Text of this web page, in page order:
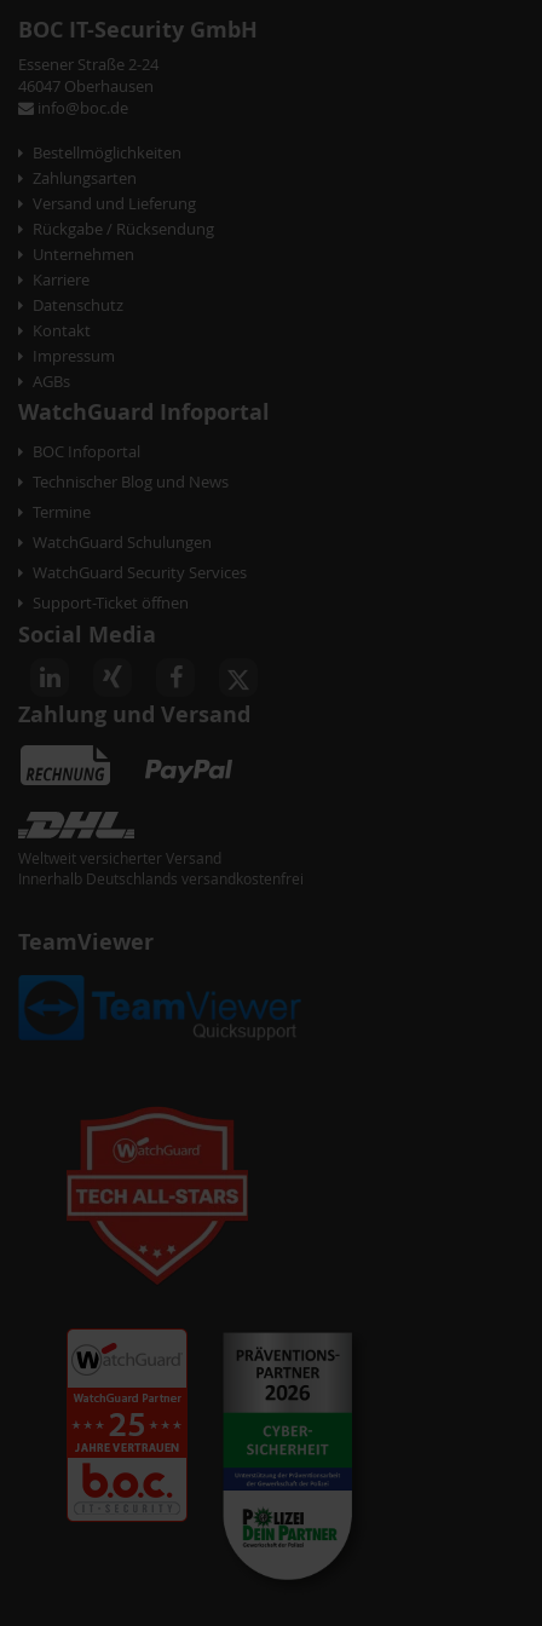
s
t
N
a
v
i
g
a
t
i
o
n
BOC IT-Security GmbH
Essener Straße 2-24
46047 Oberhausen
info@boc.de
Bestellmöglichkeiten
Zahlungsarten
Versand und Lieferung
Rückgabe / Rücksendung
Unternehmen
Karriere
Datenschutz
Kontakt
Impressum
AGBs
WatchGuard Infoportal
BOC Infoportal
Technischer Blog und News
Termine
WatchGuard Schulungen
WatchGuard Security Services
Support-Ticket öffnen
Social Media
Zahlung und Versand
Weltweit versicherter Versand
Innerhalb Deutschlands versandkostenfrei
TeamViewer